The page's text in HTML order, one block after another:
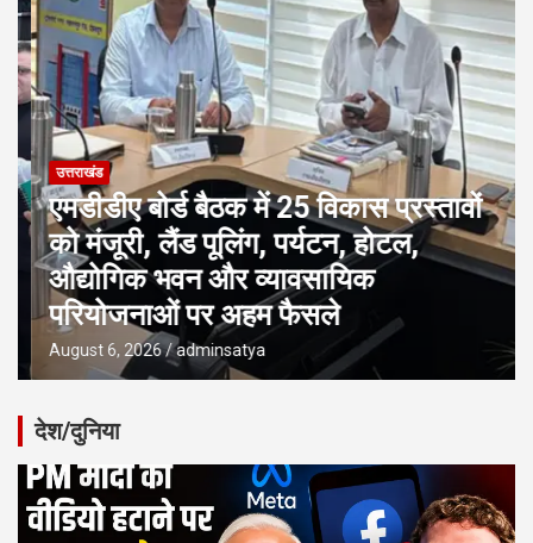
उत्तराखंड
एमडीडीए बोर्ड बैठक में 25 विकास प्रस्तावों
को मंजूरी, लैंड पूलिंग, पर्यटन, होटल,
औद्योगिक भवन और व्यावसायिक
परियोजनाओं पर अहम फैसले
August 6, 2026 adminsatya
देश/दुनिया